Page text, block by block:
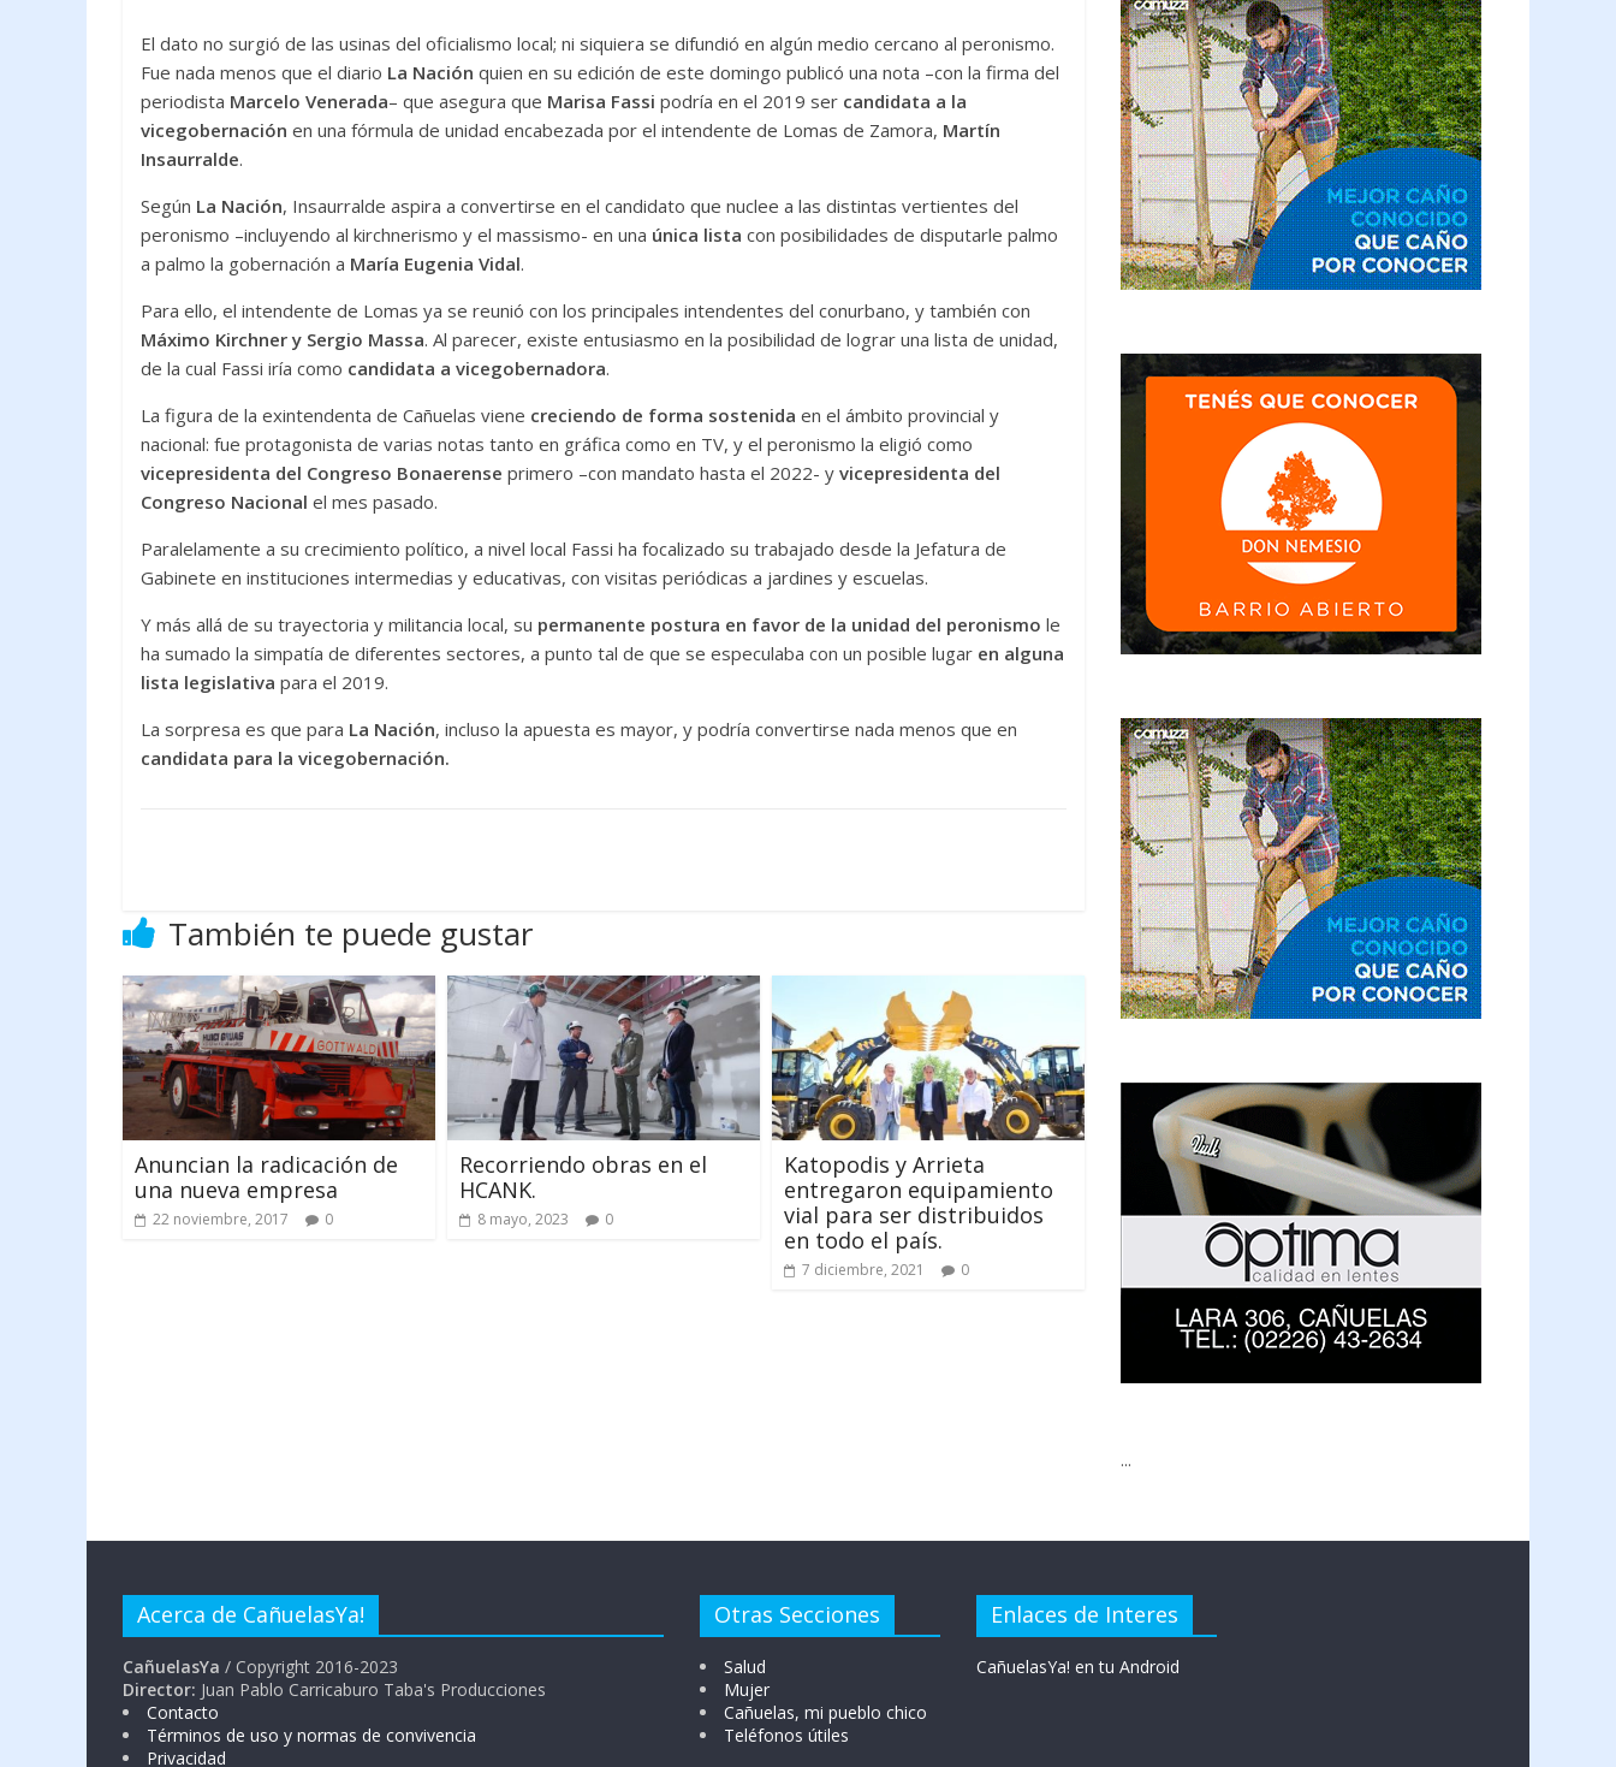
El dato no surgió de las usinas del oficialismo local; ni siquiera se difundió en algún medio cercano al peronismo.
Fue nada menos que el diario La Nación quien en su edición de este domingo publicó una nota –con la firma del
periodista Marcelo Venerada– que asegura que Marisa Fassi podría en el 2019 ser candidata a la
vicegobernación en una fórmula de unidad encabezada por el intendente de Lomas de Zamora, Martín
Insaurralde.
Según La Nación, Insaurralde aspira a convertirse en el candidato que nuclee a las distintas vertientes del
peronismo –incluyendo al kirchnerismo y el massismo- en una única lista con posibilidades de disputarle palmo
a palmo la gobernación a María Eugenia Vidal.
Para ello, el intendente de Lomas ya se reunió con los principales intendentes del conurbano, y también con
Máximo Kirchner y Sergio Massa. Al parecer, existe entusiasmo en la posibilidad de lograr una lista de unidad,
de la cual Fassi iría como candidata a vicegobernadora.
La figura de la exintendenta de Cañuelas viene creciendo de forma sostenida en el ámbito provincial y
nacional: fue protagonista de varias notas tanto en gráfica como en TV, y el peronismo la eligió como
vicepresidenta del Congreso Bonaerense primero –con mandato hasta el 2022- y vicepresidenta del
Congreso Nacional el mes pasado.
Paralelamente a su crecimiento político, a nivel local Fassi ha focalizado su trabajado desde la Jefatura de
Gabinete en instituciones intermedias y educativas, con visitas periódicas a jardines y escuelas.
Y más allá de su trayectoria y militancia local, su permanente postura en favor de la unidad del peronismo le
ha sumado la simpatía de diferentes sectores, a punto tal de que se especulaba con un posible lugar en alguna
lista legislativa para el 2019.
La sorpresa es que para La Nación, incluso la apuesta es mayor, y podría convertirse nada menos que en
candidata para la vicegobernación.
También te puede gustar
Anuncian la radicación de
una nueva empresa
22 noviembre, 2017 0
Recorriendo obras en el
HCANK.
8 mayo, 2023 0
Katopodis y Arrieta
entregaron equipamiento
vial para ser distribuidos
en todo el país.
7 diciembre, 2021 0
...
Acerca de CañuelasYa!
CañuelasYa / Copyright 2016-2023
Director: Juan Pablo Carricaburo Taba's Producciones
Contacto
Términos de uso y normas de convivencia
Privacidad
Otras Secciones
Salud
Mujer
Cañuelas, mi pueblo chico
Teléfonos útiles
Enlaces de Interes
CañuelasYa! en tu Android